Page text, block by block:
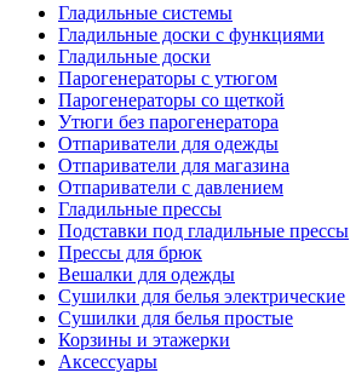
Гладильные системы
Гладильные доски с функциями
Гладильные доски
Парогенераторы с утюгом
Парогенераторы со щеткой
Утюги без парогенератора
Отпариватели для одежды
Отпариватели для магазина
Отпариватели с давлением
Гладильные прессы
Подставки под гладильные прессы
Прессы для брюк
Вешалки для одежды
Сушилки для белья электрические
Сушилки для белья простые
Корзины и этажерки
Аксессуары